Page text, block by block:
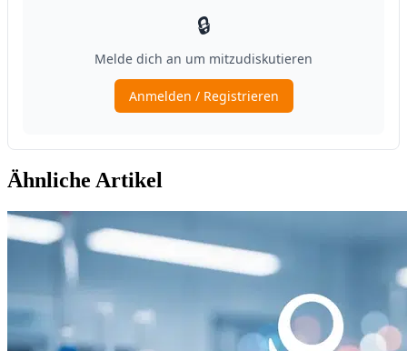
Ähnliche Artikel